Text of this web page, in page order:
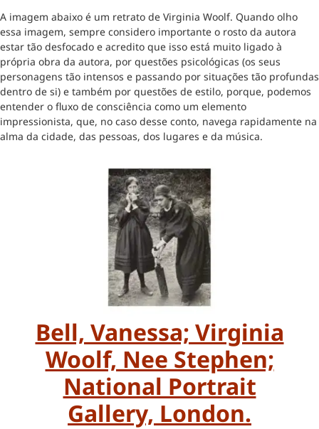
A imagem abaixo é um retrato de Virginia Woolf. Quando olho
essa imagem, sempre considero importante o rosto da autora
estar tão desfocado e acredito que isso está muito ligado à
própria obra da autora, por questões psicológicas (os seus
personagens tão intensos e passando por situações tão profundas
dentro de si) e também por questões de estilo, porque, podemos
entender o fluxo de consciência como um elemento
impressionista, que, no caso desse conto, navega rapidamente na
alma da cidade, das pessoas, dos lugares e da música.
Bell, Vanessa; Virginia
Woolf, Nee Stephen;
National Portrait
Gallery, London.